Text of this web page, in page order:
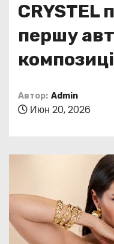
CRYSTEL
першу
Автор: Admin
Июн 20, 2026